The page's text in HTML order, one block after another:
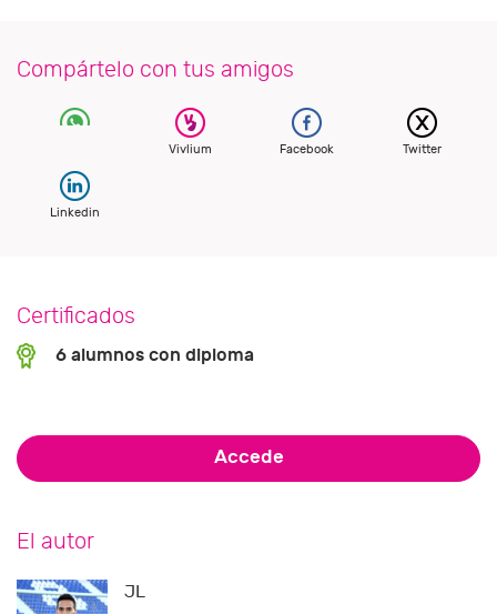
Compártelo con tus amigos
Vivlium Facebook Twitter
Linkedin
Certificados
6 alumnos con diploma
Accede
El autor
JL